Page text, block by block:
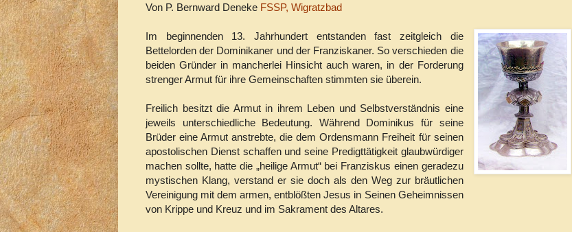
Von P. Bernward Deneke FSSP, Wigratzbad
Im beginnenden 13. Jahrhundert entstanden fast zeitgleich die
Bettelorden der Dominikaner und der Franziskaner. So verschieden die
beiden Gründer in mancherlei Hinsicht auch waren, in der Forderung
strenger Armut für ihre Gemeinschaften stimmten sie überein.
Freilich besitzt die Armut in ihrem Leben und Selbstverständnis eine
jeweils unterschiedliche Bedeutung. Während Dominikus für seine
Brüder eine Armut anstrebte, die dem Ordensmann Freiheit für seinen
apostolischen Dienst schaffen und seine Predigttätigkeit glaubwürdiger
machen sollte, hatte die „heilige Armut“ bei Franziskus einen geradezu
mystischen Klang, verstand er sie doch als den Weg zur bräutlichen
Vereinigung mit dem armen, entblößten Jesus in Seinen Geheimnissen
von Krippe und Kreuz und im Sakrament des Altares.